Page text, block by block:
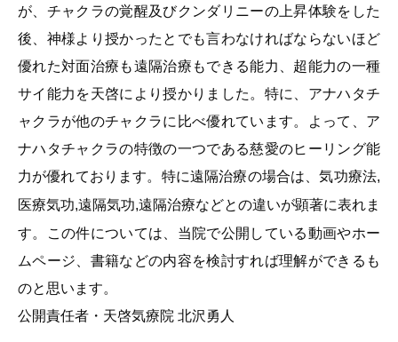
が、チャクラの覚醒及びクンダリニーの上昇体験をした
後、神様より授かったとでも言わなければならないほど
優れた対面治療も遠隔治療もできる能力、超能力の一種
サイ能力を天啓により授かりました。特に、アナハタチ
ャクラが他のチャクラに比べ優れています。よって、ア
ナハタチャクラの特徴の一つである慈愛のヒーリング能
力が優れております。特に遠隔治療の場合は、気功療法,
医療気功,遠隔気功,遠隔治療などとの違いが顕著に表れま
す。この件については、当院で公開している動画やホー
ムページ、書籍などの内容を検討すれば理解ができるも
のと思います。
公開責任者・天啓気療院北沢勇人